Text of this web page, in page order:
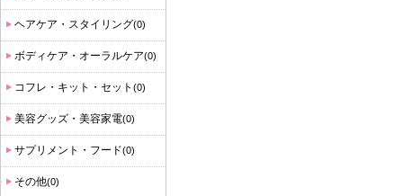
ヘアケア・スタイリング(0)
ボディケア・オーラルケア(0)
コフレ・キット・セット (0)
美容グッズ・美容家電(0)
サプリメント・フード(0)
その他(0)